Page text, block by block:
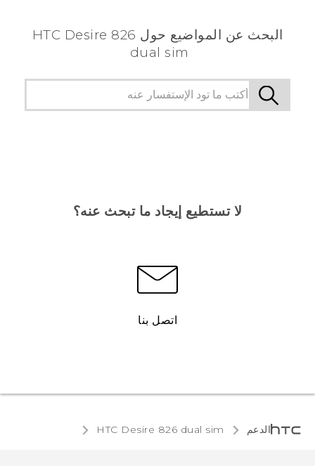
البحث عن المواضيع حول HTC Desire 826
dual sim
لا تستطيع إيجاد ما تبحث عنه؟
اتصل بنا
الدعم HTC Desire 826 dual sim‎